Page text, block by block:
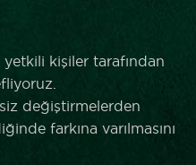
kişiler tarafından
değiştirmelerden
farkına varılmasını